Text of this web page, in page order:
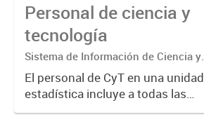
Personal de ciencia y
tecnología
Sistema de Información de Ciencia y
Tecnología Argentino (SICYTAR)
El personal de CyT en una unidad
estadística incluye a todas las
personas involucradas